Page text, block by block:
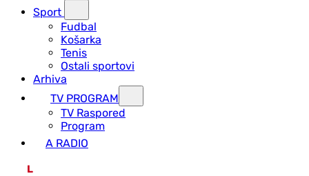
Sport
Fudbal
Košarka
Tenis
Ostali sportovi
Arhiva
TV PROGRAM
ТV Raspored
Program
A RADIO
L